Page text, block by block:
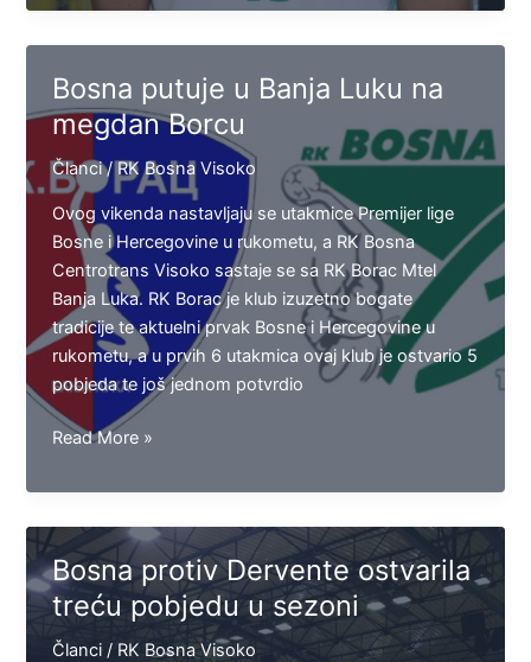
ćemo
se
protiv
Borca
Bosna putuje u Banja Luku na
megdan Borcu
Članci/RK Bosna Visoko
Ovog vikenda nastavljaju se utakmice Premijer lige
Bosne i Hercegovine u rukometu, a RK Bosna
Centrotrans Visoko sastaje se sa RK Borac Mtel
Banja Luka. RK Borac je klub izuzetno bogate
tradicije te aktuelni prvak Bosne i Hercegovine u
rukometu, a u prvih 6 utakmica ovaj klub je ostvario 5
pobjeda te još jednom potvrdio
Bosna
u
Banja
Luku
na
megdan
Borcu
Read More »
Bosna protiv Dervente ostvarila
treću pobjedu u sezoni
Članci / RK Bosna Visoko